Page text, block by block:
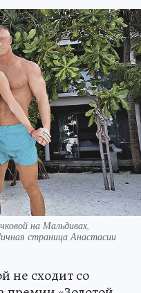
на Мальдивах,
страница Анастасии
не сходит со